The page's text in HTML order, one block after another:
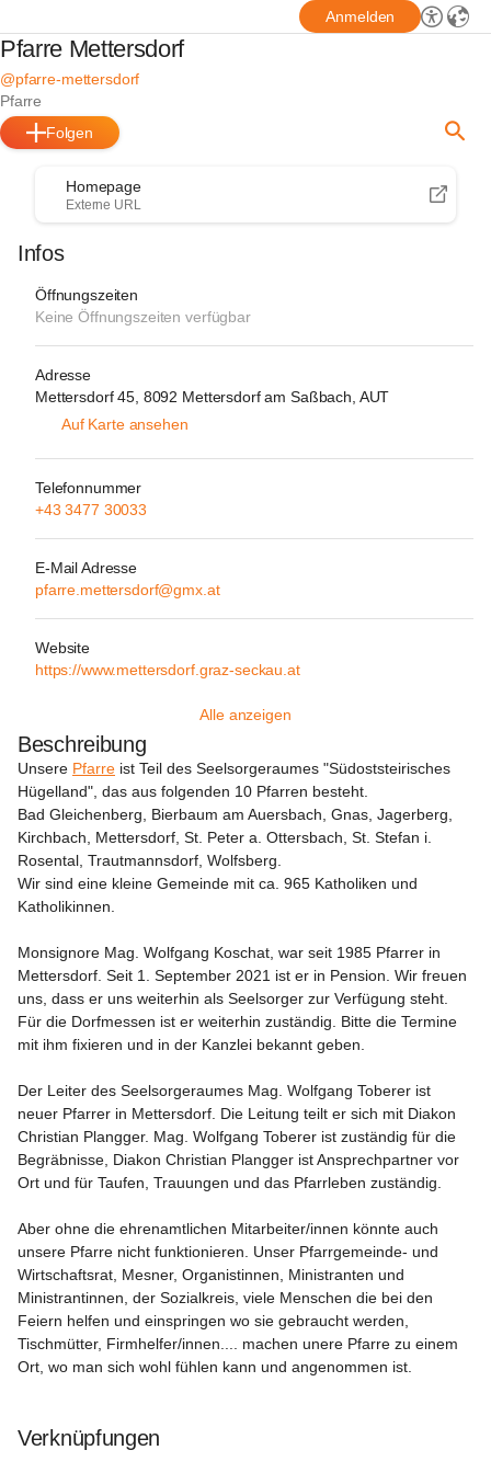
Anmelden
Pfarre Mettersdorf
@pfarre-mettersdorf
Pfarre
Folgen
Homepage
Externe URL
Infos
Öffnungszeiten
Keine Öffnungszeiten verfügbar
Adresse
Mettersdorf 45, 8092 Mettersdorf am Saßbach, AUT
Auf Karte ansehen
Telefonnummer
+43 3477 30033
E-Mail Adresse
pfarre.mettersdorf@gmx.at
Website
https://www.mettersdorf.graz-seckau.at
Alle anzeigen
Beschreibung
Unsere Pfarre ist Teil des Seelsorgeraumes "Südoststeirisches
Hügelland", das aus folgenden 10 Pfarren besteht.
Bad Gleichenberg, Bierbaum am Auersbach, Gnas, Jagerberg,
Kirchbach, Mettersdorf, St. Peter a. Ottersbach, St. Stefan i.
Rosental, Trautmannsdorf, Wolfsberg.
Wir sind eine kleine Gemeinde mit ca. 965 Katholiken und
Katholikinnen.
Monsignore Mag. Wolfgang Koschat, war seit 1985 Pfarrer in
Mettersdorf. Seit 1. September 2021 ist er in Pension. Wir freuen
uns, dass er uns weiterhin als Seelsorger zur Verfügung steht.
Für die Dorfmessen ist er weiterhin zuständig. Bitte die Termine
mit ihm fixieren und in der Kanzlei bekannt geben.
Der Leiter des Seelsorgeraumes Mag. Wolfgang Toberer ist
neuer Pfarrer in Mettersdorf. Die Leitung teilt er sich mit Diakon
Christian Plangger. Mag. Wolfgang Toberer ist zuständig für die
Begräbnisse, Diakon Christian Plangger ist Ansprechpartner vor
Ort und für Taufen, Trauungen und das Pfarrleben zuständig.
Aber ohne die ehrenamtlichen Mitarbeiter/innen könnte auch
unsere Pfarre nicht funktionieren. Unser Pfarrgemeinde- und
Wirtschaftsrat, Mesner, Organistinnen, Ministranten und
Ministrantinnen, der Sozialkreis, viele Menschen die bei den
Feiern helfen und einspringen wo sie gebraucht werden,
Tischmütter, Firmhelfer/innen.... machen unere Pfarre zu einem
Ort, wo man sich wohl fühlen kann und angenommen ist.
Verknüpfungen